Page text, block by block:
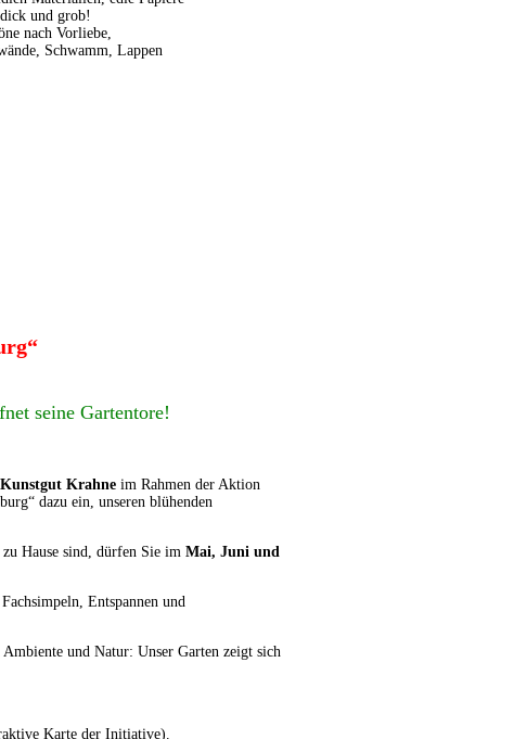
und grob!
nach Vorliebe,
Schwamm, Lappen
seine Gartentore!
Kunstgut Krahne im Rahmen der Aktion
dazu ein, unseren blühenden
Hause sind, dürfen Sie im Mai, Juni und
Entspannen und
und Natur: Unser Garten zeigt sich
Karte der Initiative).